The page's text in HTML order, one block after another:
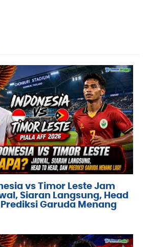
vs Timor Leste Jam
Siaran Langsung, Head
Garuda Menang